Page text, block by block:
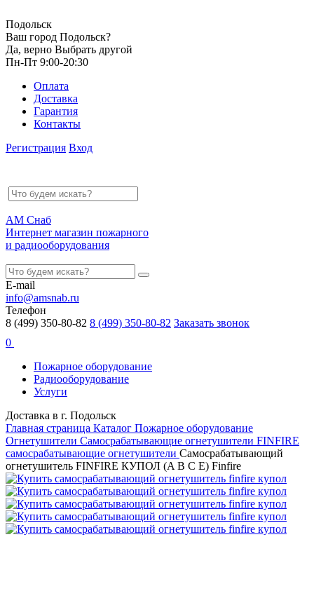
Подольск
Ваш город Подольск?
Да, верно Выбрать другой
Пн-Пт 9:00-20:30
Оплата
Доставка
Гарантия
Контакты
Регистрация Вход
АМ Снаб
Интернет магазин пожарного
и радиооборудования
E-mail
info@amsnab.ru
Телефон
8 (499) 350-80-82 8 (499) 350-80-82 Заказать звонок
0
Пожарное оборудование
Радиооборудование
Услуги
Доставка в г. Подольск
Главная страница Каталог Пожарное оборудование
Огнетушители Самосрабатывающие огнетушители FINFIRE
самосрабатывающие огнетушители Самосрабатывающий
огнетушитель FINFIRE КУПОЛ (A B C E) Finfire